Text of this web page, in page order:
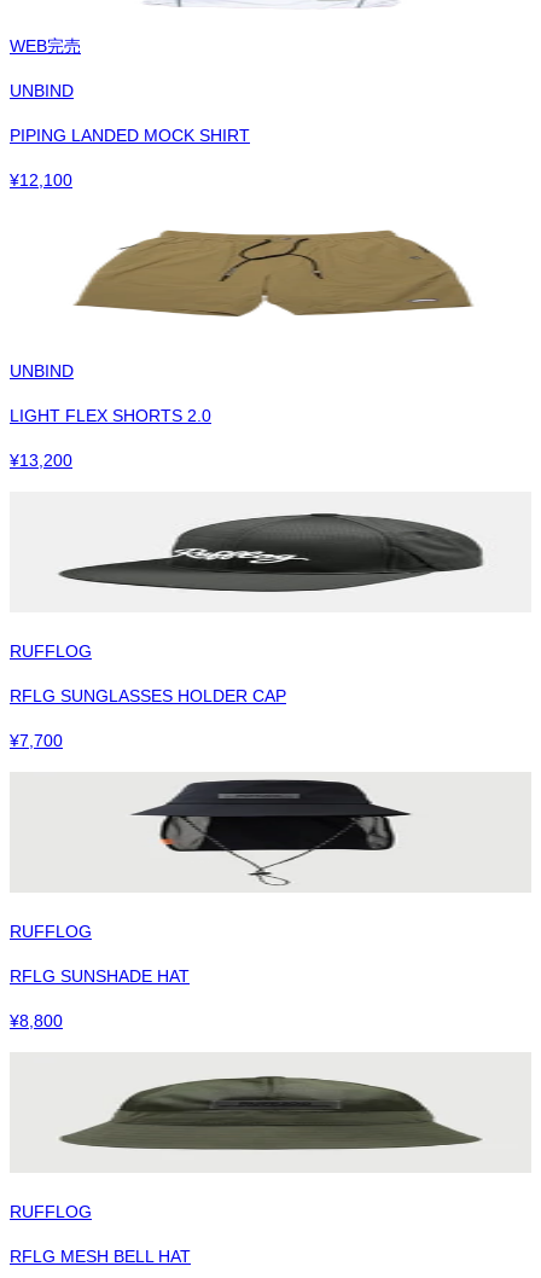
WEB完売
UNBIND
PIPING LANDED MOCK SHIRT
¥12,100
UNBIND
LIGHT FLEX SHORTS 2.0
¥13,200
RUFFLOG
RFLG SUNGLASSES HOLDER CAP
¥7,700
RUFFLOG
RFLG SUNSHADE HAT
¥8,800
RUFFLOG
RFLG MESH BELL HAT